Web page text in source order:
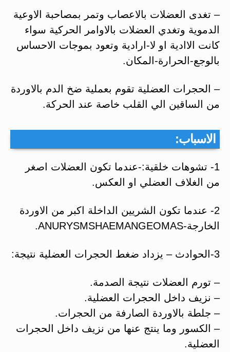
– تغدى العضلات بالاعصاب وتمر بمصاحبة الاوعية
الدموية وتغدي العضلات بالاوامر الحركية سواء
كانت الاادية او لا-ارادية وتعود بموجات الاحساس
بالوجع-الحرارة-المكان.
– الحجرات العضلية تقوم بعملية ضخ الدم بالاوردة
من الساقين الي القلب خاصة عند الحركة.
الاسباب:
1- تشوهات خلقية:-عندما تكون العضلات اصغر
من الغلاف العضلي او العكس.
2- عندما تكون الشريين الداخلة اكبر من الاوردة
الخارجة-ANURYSMSHAEMANGEOMAS.
3-الحوادث – يزداد ضغط الحجرات العضلية نتيجة:
– تورم العضلات نتيجة الصدمة.
– نزيف داخل الحجرات العضلية.
– جلطة بالاوردة الصارفة من الحجرات.
– الكسور وما ينتج عنها من نزيف داخل الحجرات
العضلية.